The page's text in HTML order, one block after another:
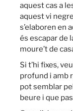
aquest cas a
aquest vi
s’elaboren en
és escapar de
moure’t de
Si t’hi fixes,
profund i amb
pot semblar
beure i que